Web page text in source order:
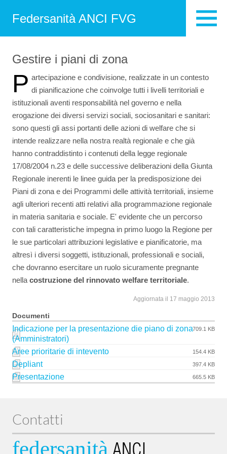
Federsanità ANCI FVG
Gestire i piani di zona
P artecipazione e condivisione, realizzate in un contesto
di pianificazione che coinvolge tutti i livelli territoriali e
istituzionali aventi responsabilità nel governo e nella
erogazione dei diversi servizi sociali, sociosanitari e sanitari:
sono questi gli assi portanti delle azioni di welfare che si
intende realizzare nella nostra realtà regionale e che già
hanno contraddistinto i contenuti della legge regionale
17/08/2004 n.23 e delle successive deliberazioni della Giunta
Regionale inerenti le linee guida per la predisposizione dei
Piani di zona e dei Programmi delle attività territoriali, insieme
agli ulteriori recenti atti relativi alla programmazione regionale
in materia sanitaria e sociale. E' evidente che un percorso
con tali caratteristiche impegna in primo luogo la Regione per
le sue particolari attribuzioni legislative e pianificatorie, ma
altresì i diversi soggetti, istituzionali, professionali e sociali,
che dovranno esercitare un ruolo sicuramente pregnante
nella costruzione del rinnovato welfare territoriale.
Aggiornata il 17 maggio 2013
Documenti
Indicazione per la presentazione die piano di zona
(Amministratori)
709.1 KB
Aree prioritarie di intevento 154.4 KB
Depliant 397.4 KB
Presentazione 665.5 KB
Contatti
federsanità